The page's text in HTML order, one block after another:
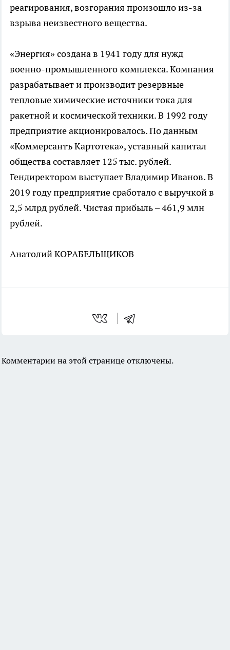
реагирования, возгорания произошло из-за
взрыва неизвестного вещества.
«Энергия» создана в 1941 году для нужд
военно-промышленного комплекса. Компания
разрабатывает и производит резервные
тепловые химические источники тока для
ракетной и космической техники. В 1992 году
предприятие акционировалось. По данным
«Коммерсантъ Картотека», уставный капитал
общества составляет 125 тыс. рублей.
Гендиректором выступает Владимир Иванов. В
2019 году предприятие сработало с выручкой в
2,5 млрд рублей. Чистая прибыль – 461,9 млн
рублей.
Анатолий КОРАБЕЛЬЩИКОВ
Комментарии на этой странице отключены.